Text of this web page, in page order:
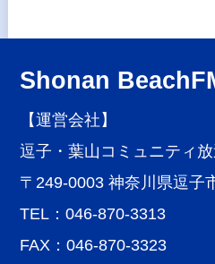
Shonan
【運営会社】
逗子・葉山コミュニティ
〒249-0003 神奈川県逗子
TEL：046-870-3313
FAX：046-870-3323